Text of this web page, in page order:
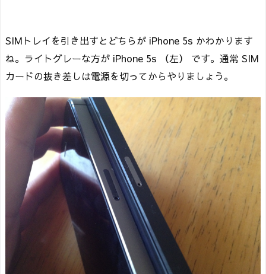
SIMトレイを引き出すとどちらが iPhone 5s かわかります
ね。ライトグレーな方が iPhone 5s （左） です。通常 SIM
カードの抜き差しは電源を切ってからやりましょう。